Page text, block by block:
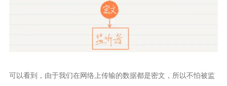
可以看到，由于我们在网络上传输的数据都是密文，所以不怕被监